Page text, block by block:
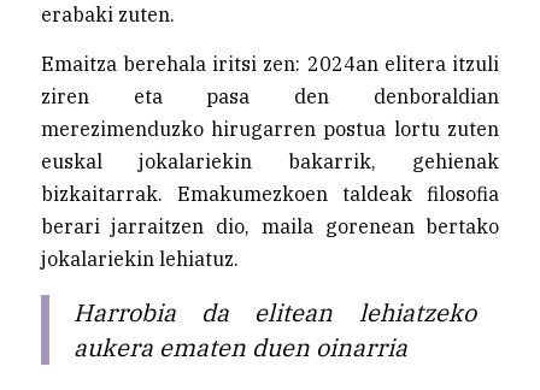
erabaki zuten.
Emaitza berehala iritsi zen: 2024an elitera itzuli
ziren eta pasa den denboraldian
merezimenduzko hirugarren postua lortu zuten
euskal jokalariekin bakarrik, gehienak
bizkaitarrak. Emakumezkoen taldeak filosofia
berari jarraitzen dio, maila gorenean bertako
jokalariekin lehiatuz.
Harrobia da elitean lehiatzeko
aukera ematen duen oinarria